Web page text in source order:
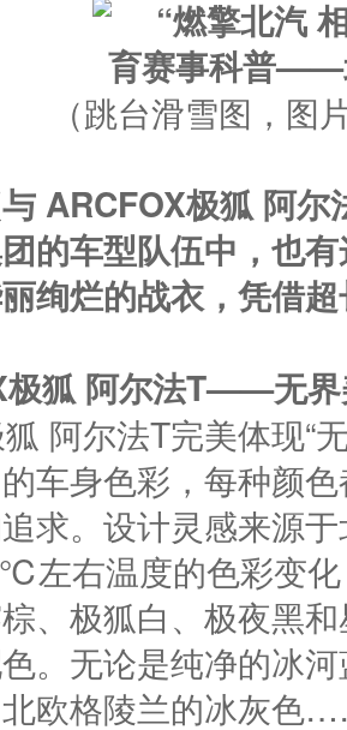
（跳台滑雪图，图
与 ARCFOX极狐 阿尔
的车型队伍中，也
绚烂的战衣，凭借
极狐 阿尔法T——无界
阿尔法T完美体现“
车身色彩，每种颜
求。设计灵感来源
右温度的色彩变化
、极狐白、极夜黑
。无论是纯净的冰
欧格陵兰的冰灰色